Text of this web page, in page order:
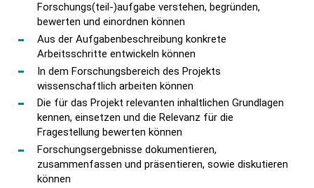
Forschungs(teil-)aufgabe verstehen, begründen,
bewerten und einordnen können
Aus der Aufgabenbeschreibung konkrete
Arbeitsschritte entwickeln können
In dem Forschungsbereich des Projekts
wissenschaftlich arbeiten können
Die für das Projekt relevanten inhaltlichen Grundlagen
kennen, einsetzen und die Relevanz für die
Fragestellung bewerten können
Forschungsergebnisse dokumentieren,
zusammenfassen und präsentieren, sowie diskutieren
können